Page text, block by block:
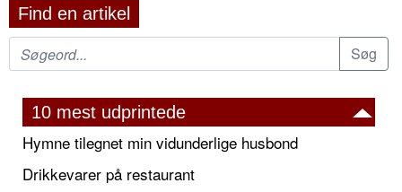
Find en artikel
10 mest udprintede
Hymne tilegnet min vidunderlige husbond
Drikkevarer på restaurant